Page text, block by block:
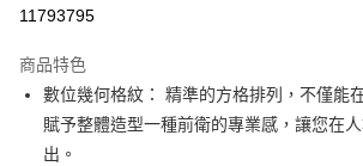
悠遊付
大哥付你分期
相關說明
11793795
商品特色
數位幾何格紋： 精準的方格排列，不僅能
賦予整體造型一種前衛的專業感，讓您在
出。